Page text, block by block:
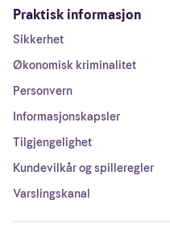
Praktisk informasjon
Sikkerhet
Økonomisk kriminalitet
Personvern
Informasjonskapsler
Tilgjengelighet
Kundevilkår og spilleregler
Varslingskanal